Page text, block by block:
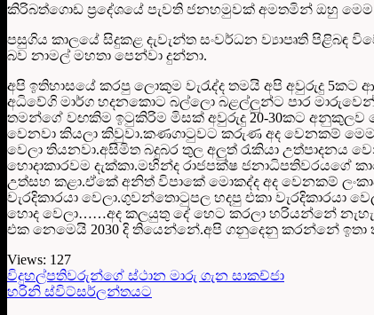
කිරිබත්ගොඩ ප්‍රදේශයේ පැවති ජනහමුවක් අමතමින් ඔහු මෙම
පසුගිය කාලයේ සිදුකළ දැවැන්ත සංවර්ධන ව්‍යාපෘති
බව නාමල් මහතා පෙන්වා දුන්නා.
අපි ඉතිහාසයේ කරපු ලොකුම වැරැද්ද තමයි අපි අවුරුදු
අධිවේගි මාර්ග හදනකොට බල්ලො බළල්ලුන්ට පාර
තමන්ගේ වඟකිම ඉටුකිරිම මිසක් අවුරුදු 20-30කට
වෙනවා කියලා කිවුවා.කණගාටුවට කරුණ අද වෙනකම්
වෙලා තියනවා.අසිමිත බදුබර තුල අලුත් රැකියා
හොදාකාරවම දැක්කා.මහින්ද රාජපක්ෂ
උත්සහ කළා.ඒකේ අනිත් විපාකේ මොකද්ද අද වෙනකම්
වැරදිකාරයා වෙලා.ගුවන්තොටුපල හදපු එකා වැරදිකාරයා
හොද වෙලා……අද කලයුතු දේ හෙට කරලා හරියන්නේ
එක නෙමෙයි 2030 දි තියෙන්නේ.අපි ගනුදෙනු කරන්නේ
Views: 127
විදුහල්පතිවරුන්ගේ ස්ථාන මාරු ගැන සාකච්ජා
හරිනි ස්විට්සර්ලන්තයට